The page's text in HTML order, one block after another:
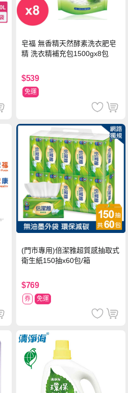
皂福 無香精天然酵素洗衣肥皂
精 洗衣精補充包1500gx8包
$539
免運
(門市專用)倍潔雅超質感抽取式
衛生紙150抽x60包/箱
$769
券 免運